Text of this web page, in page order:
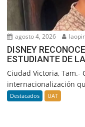
agosto 4, 2026
DISNEY
ESTUDIANTE DE
Ciudad Victoria, Tam.-
internacionalización
Destacados UAT